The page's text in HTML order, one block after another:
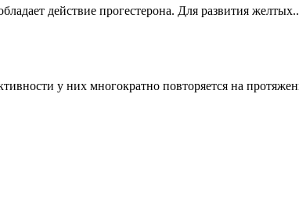
действие прогестерона. Для развития
у них многократно повторяется на